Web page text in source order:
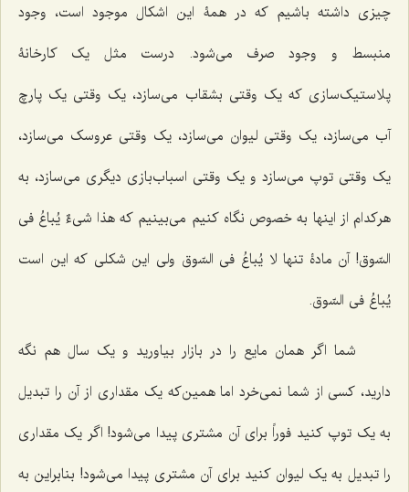
چیزی داشته باشیم که در همۀ این اشکال موجود است، وجود
منبسط و وجود صرف می‌شود. درست مثل یک کارخانۀ
پلاستیک‌سازی که یک وقتی بشقاب می‌سازد، یک وقتی یک پارچ
آب می‌سازد، یک وقتی لیوان می‌سازد، یک وقتی عروسک می‌سازد،
یک وقتی توپ می‌سازد و یک وقتی اسباب‌بازی دیگری می‌سازد، به
هرکدام از اینها به خصوص نگاه کنیم می‌بینیم کههذا شیءٌ یُباعُ فی
السّوق!آن مادۀ تنها لا یُباعُ فی السّوق ولی این شکلی که این است
یُباعُ فی السّوق.
شما اگر همان مایع را در بازار بیاورید و یک سال هم نگه
دارید، کسی از شما نمی‌خرد اما همین‌که یک مقداری از آن را تبدیل
به یک توپ کنید فوراً برای آن مشتری پیدا می‌شود! اگر یک مقداری
را تبدیل به یک لیوان کنید برای آن مشتری پیدا می‌شود! بنابراین به